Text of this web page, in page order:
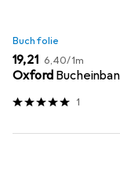
Buchfolie
EUR
19,21 EUR
6,40/1m
Oxford
1